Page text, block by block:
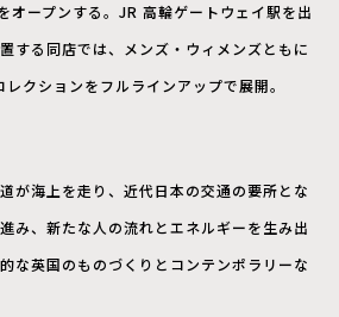
オープンする。JR 高輪ゲートウェイ駅を出
する同店では、メンズ・ウィメンズともに
クションをフルラインアップで展開。
が海上を走り、近代日本の交通の要所とな
み、新たな人の流れとエネルギーを生み出
な英国のものづくりとコンテンポラリーな